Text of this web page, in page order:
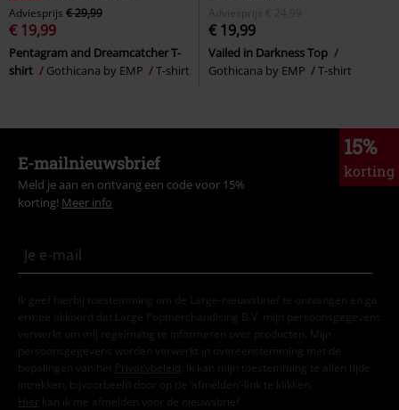
Adviesprijs € 29,99
€ 19,99
Pentagram and Dreamcatcher T-
shirt
Gothicana by EMP T-shirt
Adviesprijs
€ 24,99
€ 19,99
Vailed in Darkness Top
Gothicana by EMP
T-shirt
15%
korting
E-mailnieuwsbrief
Meld je aan en ontvang een code voor 15%
korting! Meer info
Ik geef hierbij toestemming om de Large-nieuwsbrief te ontvangen en ga
ermee akkoord dat Large Popmerchandising B.V. mijn persoonsgegevens
verwerkt om mij regelmatig te informeren over producten. Mijn
persoonsgegevens worden verwerkt in overeenstemming met de
bepalingen van het
Privacybeleid . Ik kan mijn toestemming te allen tijde
intrekken, bijvoorbeeld door op de ‘afmelden’-link te klikken.
Hier kan ik me afmelden voor de nieuwsbrief.